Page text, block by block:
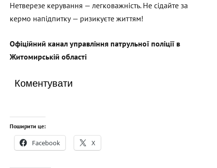
Нетверезе керування — легковажність. Не сідайте за
кермо напідпитку — ризикуєте життям!
Офіційний канал управління патрульної поліції в
Житомирській області
Коментувати
Поширити це:
Facebook X